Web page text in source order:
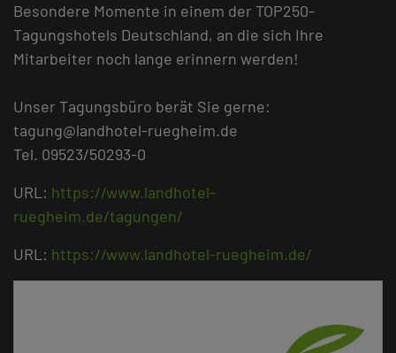
Besondere Momente in einem der TOP250-
Tagungshotels Deutschland, an die sich Ihre
Mitarbeiter noch lange erinnern werden!
Unser Tagungsbüro berät Sie gerne:
tagung@landhotel-ruegheim.de
Tel. 09523/50293-0
URL: https://www.landhotel-
ruegheim.de/tagungen/
URL: https://www.landhotel-ruegheim.de/